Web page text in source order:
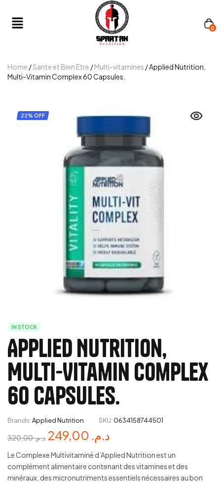
0
Home /Sante et Bien Etre /Multi-vitamines / Applied Nutrition,
Multi-Vitamin Complex 60 Capsules.
22% OFF
IN STOCK
Applied Nutrition,
Multi-Vitamin Complex
60 Capsules.
Brands:Applied Nutrition SKU: 0634158744501
د.م.320,00 د.م.
Le Complexe Multivitaminé d’Applied Nutrition est un
complément alimentaire contenant des vitamines et des
minéraux, des micronutriments essentiels nécessaires au bon